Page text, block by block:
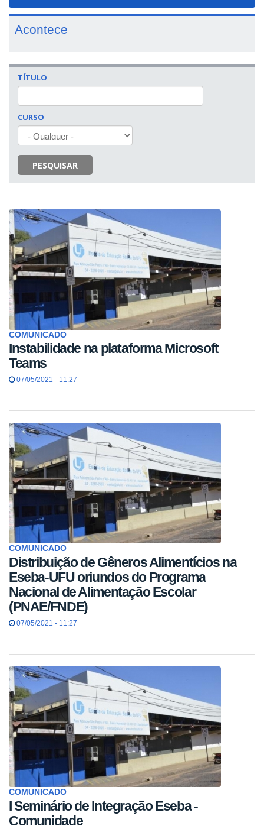
Acontece
TÍTULO
CURSO
PESQUISAR
COMUNICADO
Instabilidade na plataforma Microsoft
Teams
07/05/2021 - 11:27
COMUNICADO
Distribuição de Gêneros Alimentícios na
Eseba-UFU oriundos do Programa
Nacional de Alimentação Escolar
(PNAE/FNDE)
07/05/2021 - 11:27
COMUNICADO
I Seminário de Integração Eseba -
Comunidade